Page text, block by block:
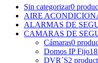
Sin categorizar0
AIRE
ALARMAS DE
CAMARAS DE
Cámaras0
Domos IP Fijo
DVR´S2